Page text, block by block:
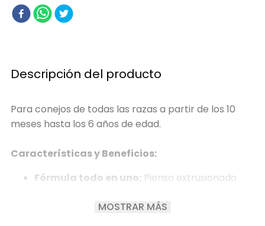
Descripción del producto
Para conejos de todas las razas a partir de los 10
meses hasta los 6 años de edad.
Características y Beneficios:
Fórmula todo en uno: Pienso extrusionado
MOSTRAR MÁS